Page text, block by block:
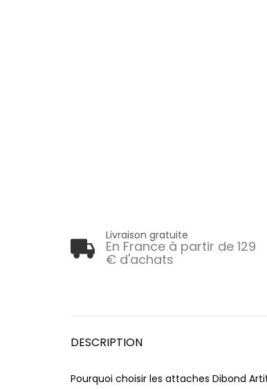
Livraison gratuite
En France à partir de 129
€ d'achats
DESCRIPTION
Pourquoi choisir les attaches Dibond